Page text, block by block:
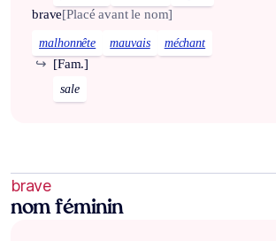
brave[Placé avant le nom]
malhonnête mauvais méchant
[Fam.]
↪
sale
brave
nom féminin